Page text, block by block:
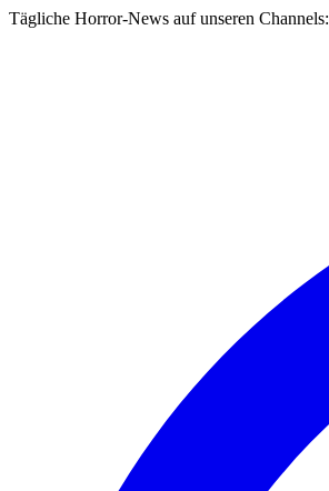
Tägliche Horror-News auf unseren Channels: